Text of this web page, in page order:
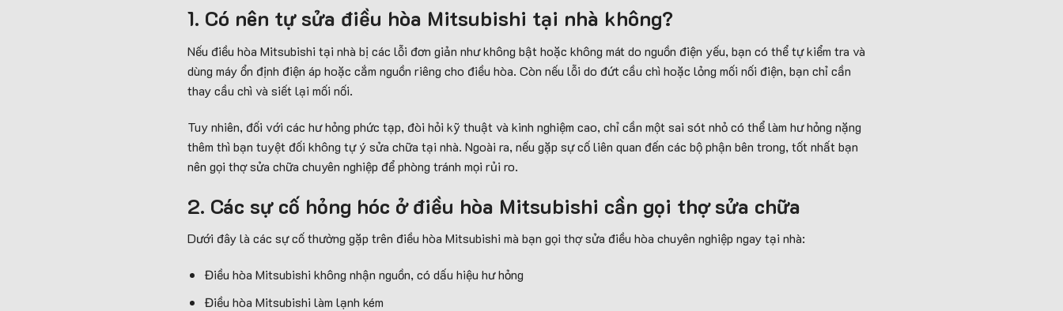
1. Có nên tự sửa điều hòa Mitsubishi tại nhà không?
Nếu điều hòa Mitsubishi tại nhà bị các lỗi đơn giản như không bật hoặc không mát do nguồn điện yếu, bạn có thể tự kiểm tra và
dùng máy ổn định điện áp hoặc cắm nguồn riêng cho điều hòa. Còn nếu lỗi do đứt cầu chì hoặc lỏng mối nối điện, bạn chỉ cần
thay cầu chì và siết lại mối nối.
Tuy nhiên, đối với các hư hỏng phức tạp, đòi hỏi kỹ thuật và kinh nghiệm cao, chỉ cần một sai sót nhỏ có thể làm hư hỏng nặng
thêm thì bạn tuyệt đối không tự ý sửa chữa tại nhà. Ngoài ra, nếu gặp sự cố liên quan đến các bộ phận bên trong, tốt nhất bạn
nên gọi thợ sửa chữa chuyên nghiệp để phòng tránh mọi rủi ro.
2. Các sự cố hỏng hóc ở điều hòa Mitsubishi cần gọi thợ sửa chữa
Dưới đây là các sự cố thường gặp trên điều hòa Mitsubishi mà bạn gọi thợ sửa điều hòa chuyên nghiệp ngay tại nhà:
Điều hòa Mitsubishi không nhận nguồn, có dấu hiệu hư hỏng
Điều hòa Mitsubishi làm lạnh kém